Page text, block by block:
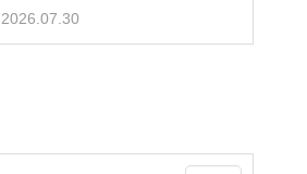
引き出す
2026.07.30